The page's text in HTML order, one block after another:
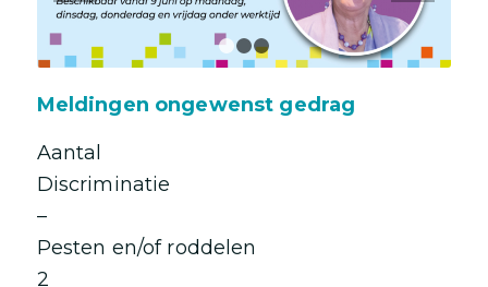
1 2 3
Meldingen ongewenst gedrag
Aantal
Discriminatie
–
Pesten en/of roddelen
2